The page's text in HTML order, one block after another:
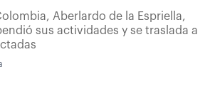
Aberlardo de la Espriella,
sus actividades y se traslada a